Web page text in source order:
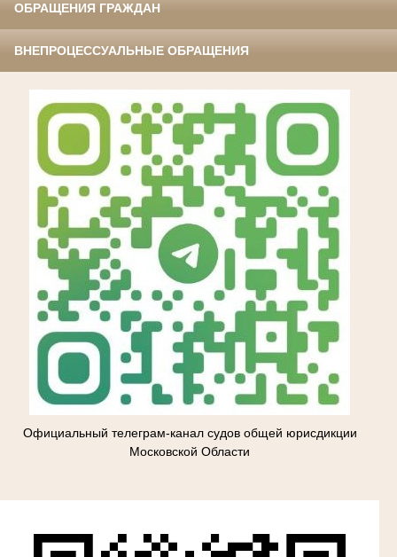
ОБРАЩЕНИЯ ГРАЖДАН
ВНЕПРОЦЕССУАЛЬНЫЕ ОБРАЩЕНИЯ
Официальный телеграм-канал судов общей юрисдикции
Московской Области